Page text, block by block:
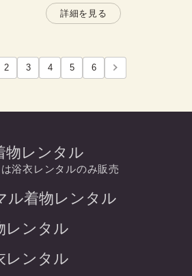
詳細を見る
2 3 4 5 6
物レンタル
浴衣レンタルのみ販売
ル着物レンタル
レンタル
レンタル